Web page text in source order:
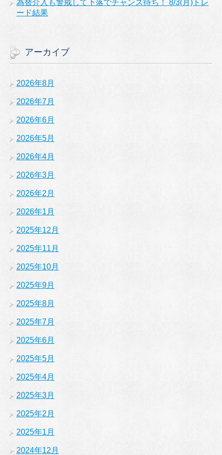
為替介入も警戒して下落でチャンス待ち！ 8/3(月)トレ
ード結果
アーカイブ
2026年8月
2026年7月
2026年6月
2026年5月
2026年4月
2026年3月
2026年2月
2026年1月
2025年12月
2025年11月
2025年10月
2025年9月
2025年8月
2025年7月
2025年6月
2025年5月
2025年4月
2025年3月
2025年2月
2025年1月
2024年12月